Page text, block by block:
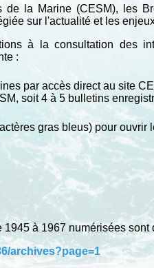
de la Marine (CESM), les
sur l'actualité et les
à la consultation des
:
par accès direct au site
soit 4 à 5 bulletins
gras bleus) pour ouvrir
à 1967 numérisées
archives?page=1